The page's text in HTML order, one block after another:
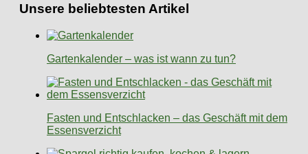
Unsere beliebtesten Artikel
Gartenkalender – was ist wann zu tun?
Fasten und Entschlacken – das Geschäft mit dem
Essensverzicht